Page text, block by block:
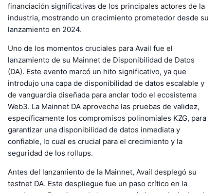
financiación significativas de los principales actores de la
industria, mostrando un crecimiento prometedor desde su
lanzamiento en 2024.
Uno de los momentos cruciales para Avail fue el
lanzamiento de su Mainnet de Disponibilidad de Datos
(DA). Este evento marcó un hito significativo, ya que
introdujo una capa de disponibilidad de datos escalable y
de vanguardia diseñada para anclar todo el ecosistema
Web3. La Mainnet DA aprovecha las pruebas de validez,
específicamente los compromisos polinomiales KZG, para
garantizar una disponibilidad de datos inmediata y
confiable, lo cual es crucial para el crecimiento y la
seguridad de los rollups.
Antes del lanzamiento de la Mainnet, Avail desplegó su
testnet DA. Este despliegue fue un paso crítico en la